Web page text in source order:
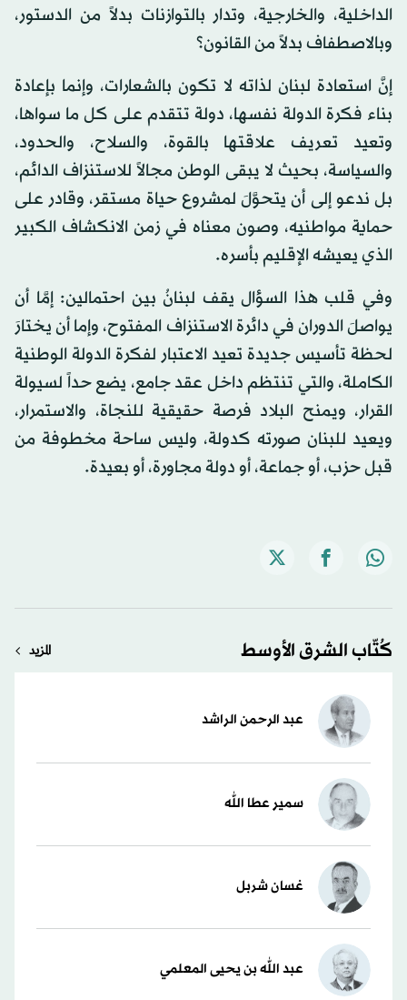
الداخلية، والخارجية، وتدار بالتوازنات بدلاً من الدستور،
وبالاصطفاف بدلاً من القانون؟
إنَّ استعادة لبنان لذاته لا تكون بالشعارات، وإنما بإعادة
بناء فكرة الدولة نفسها، دولة تتقدم على كل ما سواها،
وتعيد تعريف علاقتها بالقوة، والسلاح، والحدود،
والسياسة، بحيث لا يبقى الوطن مجالاً للاستنزاف الدائم،
بل ندعو إلى أن يتحوَّلَ لمشروع حياة مستقر، وقادر على
حماية مواطنيه، وصون معناه في زمن الانكشاف الكبير
الذي يعيشه الإقليم بأسره.
وفي قلب هذا السؤال يقف لبنانُ بين احتمالين: إمَّا أن
يواصلَ الدوران في دائرة الاستنزاف المفتوح، وإما أن يختارَ
لحظة تأسيس جديدة تعيد الاعتبار لفكرة الدولة الوطنية
الكاملة، والتي تنتظم داخل عقد جامع، يضع حداً لسيولة
القرار، ويمنح البلاد فرصة حقيقية للنجاة، والاستمرار،
ويعيد للبنان صورته كدولة، وليس ساحة مخطوفة من
قبل حزب، أو جماعة، أو دولة مجاورة، أو بعيدة.
كُتّاب الشرق الأوسط المزيد
عبد الرحمن الراشد
سمير عطا الله
غسان شربل
عبد الله بن يحيى المعلمي